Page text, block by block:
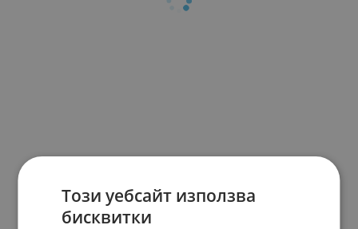
Този уебсайт използва
бисквитки